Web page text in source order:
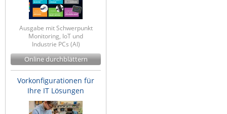
Ausgabe mit Schwerpunkt
Monitoring, IoT und
Industrie PCs (AI)
Online durchblättern
Vorkonfigurationen für
Ihre IT Lösungen